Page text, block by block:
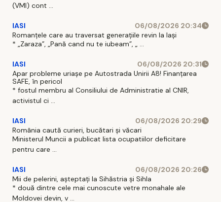
(VMI) cont ...
IASI
06/08/2026 20:34
Romanțele care au traversat generațiile revin la Iași
* „Zaraza”, „Pană cand nu te iubeam”, „ ...
IASI
06/08/2026 20:31
Apar probleme uriașe pe Autostrada Unirii A8! Finanțarea
SAFE, în pericol
* fostul membru al Consiliului de Administratie al CNIR,
activistul ci ...
IASI
06/08/2026 20:29
România caută curieri, bucătari și văcari
Ministerul Muncii a publicat lista ocupatiilor deficitare
pentru care ...
IASI
06/08/2026 20:26
Mii de pelerini, așteptați la Sihăstria și Sihla
* două dintre cele mai cunoscute vetre monahale ale
Moldovei devin, v ...